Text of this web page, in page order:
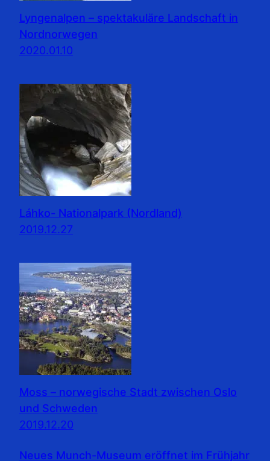
Lyngenalpen – spektakuläre Landschaft in
Nordnorwegen
2020.01.10
Láhko- Nationalpark (Nordland)
2019.12.27
Moss – norwegische Stadt zwischen Oslo
und Schweden
2019.12.20
Neues Munch-Museum eröffnet im Frühjahr